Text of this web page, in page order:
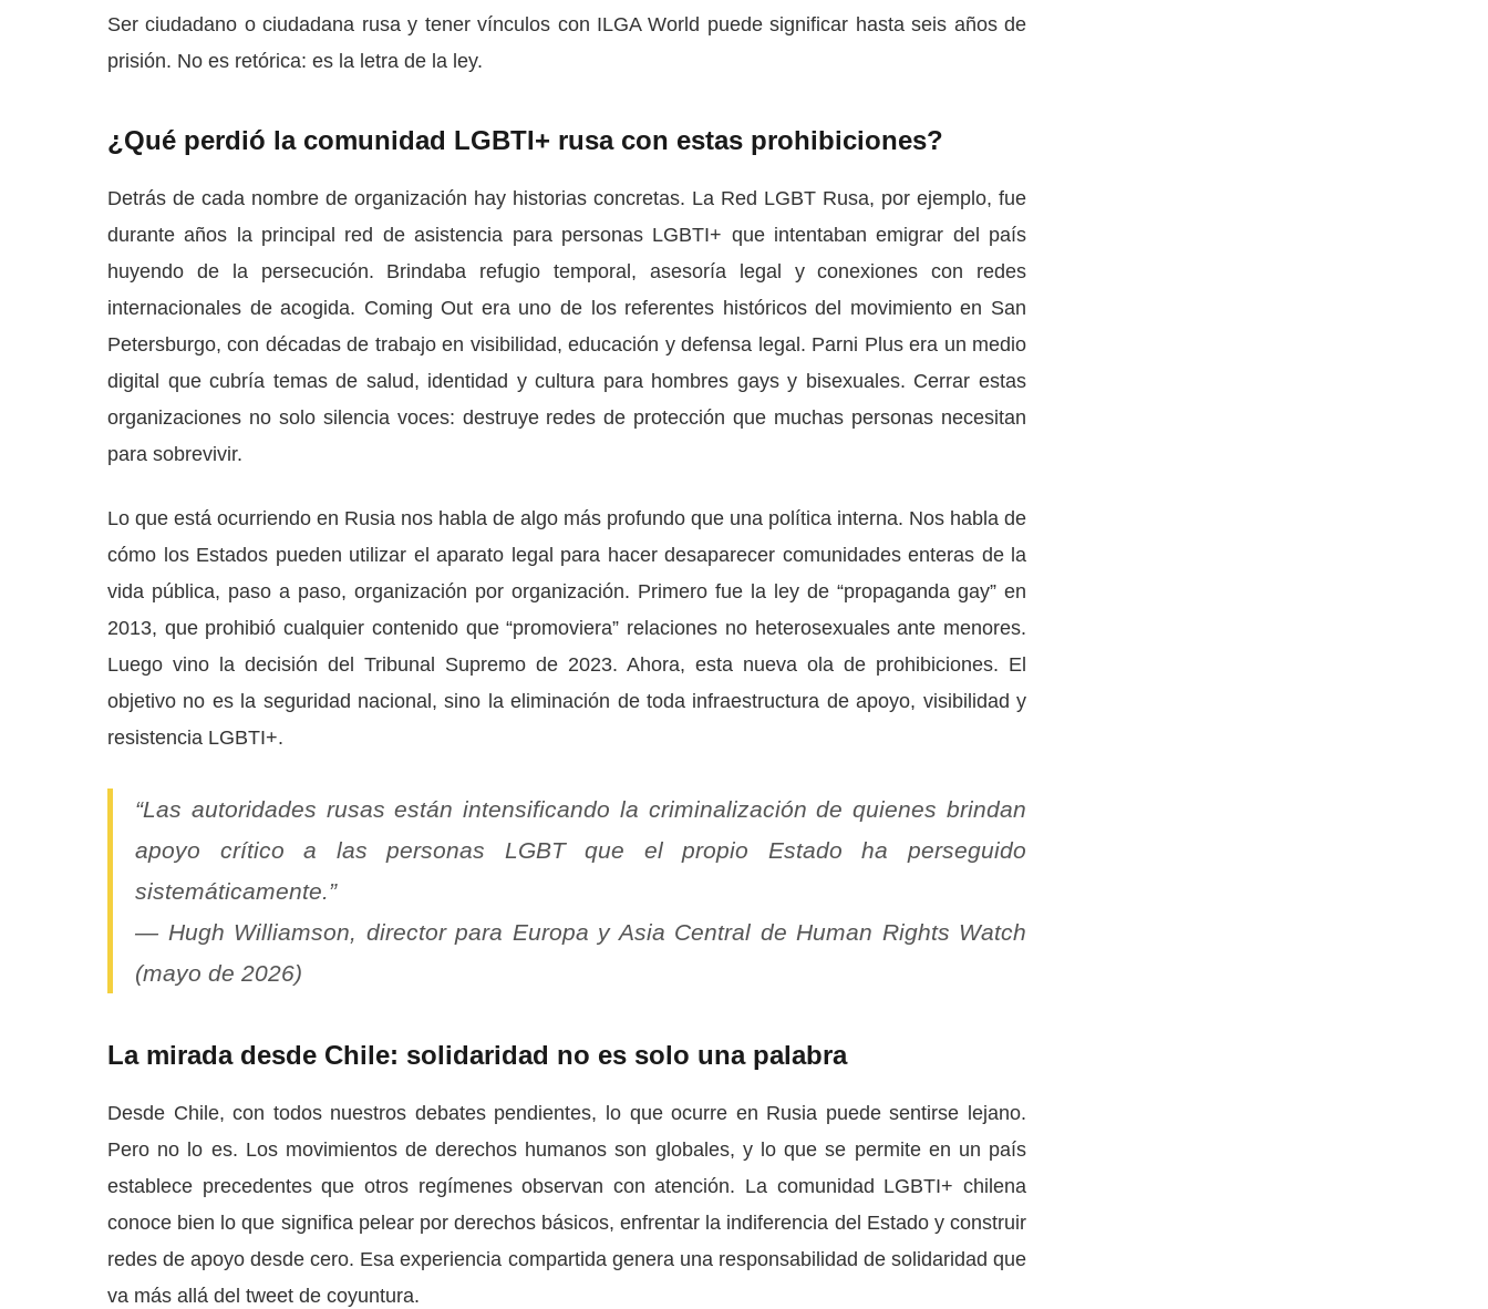
Ser ciudadano o ciudadana rusa y tener vínculos con ILGA World puede significar hasta seis años de
prisión. No es retórica: es la letra de la ley.
¿Qué perdió la comunidad LGBTI+ rusa con estas prohibiciones?
Detrás de cada nombre de organización hay historias concretas. La Red LGBT Rusa, por ejemplo, fue
durante años la principal red de asistencia para personas LGBTI+ que intentaban emigrar del país
huyendo de la persecución. Brindaba refugio temporal, asesoría legal y conexiones con redes
internacionales de acogida. Coming Out era uno de los referentes históricos del movimiento en San
Petersburgo, con décadas de trabajo en visibilidad, educación y defensa legal. Parni Plus era un medio
digital que cubría temas de salud, identidad y cultura para hombres gays y bisexuales. Cerrar estas
organizaciones no solo silencia voces: destruye redes de protección que muchas personas necesitan
para sobrevivir.
Lo que está ocurriendo en Rusia nos habla de algo más profundo que una política interna. Nos habla de
cómo los Estados pueden utilizar el aparato legal para hacer desaparecer comunidades enteras de la
vida pública, paso a paso, organización por organización. Primero fue la ley de “propaganda gay” en
2013, que prohibió cualquier contenido que “promoviera” relaciones no heterosexuales ante menores.
Luego vino la decisión del Tribunal Supremo de 2023. Ahora, esta nueva ola de prohibiciones. El
objetivo no es la seguridad nacional, sino la eliminación de toda infraestructura de apoyo, visibilidad y
resistencia LGBTI+.
“Las autoridades rusas están intensificando la criminalización de quienes brindan
apoyo crítico a las personas LGBT que el propio Estado ha perseguido
sistemáticamente.”
— Hugh Williamson, director para Europa y Asia Central de Human Rights Watch
(mayo de 2026)
La mirada desde Chile: solidaridad no es solo una palabra
Desde Chile, con todos nuestros debates pendientes, lo que ocurre en Rusia puede sentirse lejano.
Pero no lo es. Los movimientos de derechos humanos son globales, y lo que se permite en un país
establece precedentes que otros regímenes observan con atención. La comunidad LGBTI+ chilena
conoce bien lo que significa pelear por derechos básicos, enfrentar la indiferencia del Estado y construir
redes de apoyo desde cero. Esa experiencia compartida genera una responsabilidad de solidaridad que
va más allá del tweet de coyuntura.